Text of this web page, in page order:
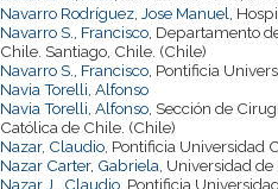
Navarro Rodríguez, Jose Manuel,
Navarro S., Francisco, Departamento
Chile. Santiago, Chile. (Chile)
Navarro S., Francisco, Pontificia
Navia Torelli, Alfonso
Navia Torelli, Alfonso, Sección de
Católica de Chile. (Chile)
Nazar, Claudio, Pontificia Universidad
Nazar Carter, Gabriela, Universidad
Nazar J., Claudio, Pontificia